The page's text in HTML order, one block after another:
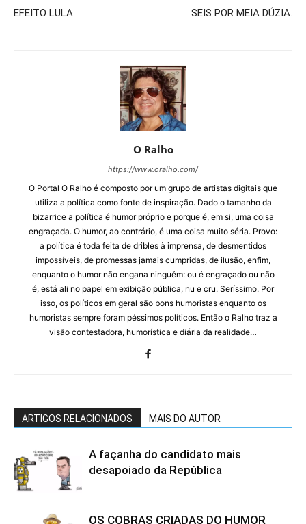
EFEITO LULA SEIS POR MEIA DÚZIA.
O Ralho
https://www.oralho.com/
O Portal O Ralho é composto por um grupo de artistas digitais que
utiliza a política como fonte de inspiração. Dado o tamanho da
bizarrice a política é humor próprio e porque é, em si, uma coisa
engraçada. O humor, ao contrário, é uma coisa muito séria. Provo:
a política é toda feita de dribles à imprensa, de desmentidos
impossíveis, de promessas jamais cumpridas, de ilusão, enfim,
enquanto o humor não engana ninguém: ou é engraçado ou não
é, está ali no papel em exibição pública, nu e cru. Seríssimo. Por
isso, os políticos em geral são bons humoristas enquanto os
humoristas sempre foram péssimos políticos. Então o Ralho traz a
visão contestadora, humorística e diária da realidade…
ARTIGOS RELACIONADOS MAIS DO AUTOR
A façanha do candidato mais
desapoiado da República
OS COBRAS CRIADAS DO HUMOR